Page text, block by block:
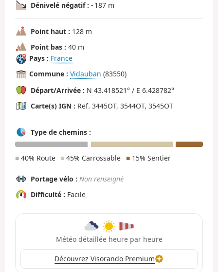
Dénivelé négatif : - 187 m
Point haut : 128 m
Point bas : 40 m
Pays : France
Commune : Vidauban (83550)
Départ/Arrivée : N 43.418521° / E 6.428782°
Carte(s) IGN : Ref. 3445OT, 3544OT, 3545OT
Type de chemins :
■ 40% Route ■ 45% Carrossable ■15% Sentier
Portage vélo : Non renseigné
Difficulté : Facile
Météo détaillée heure par heure
Découvrez Visorando Premium